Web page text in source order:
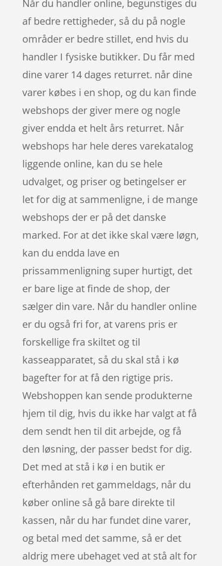
Når du handler online, begunstiges du
af bedre rettigheder, så du på nogle
områder er bedre stillet, end hvis du
handler I fysiske butikker. Du får med
dine varer 14 dages returret. når dine
varer købes i en shop, og du kan finde
webshops der giver mere og nogle
giver endda et helt års returret. Når
webshops har hele deres varekatalog
liggende online, kan du se hele
udvalget, og priser og betingelser er
let for dig at sammenligne, i de mange
webshops der er på det danske
marked. For at det ikke skal være løgn,
kan du endda lave en
prissammenligning super hurtigt, det
er bare lige at finde de shop, der
sælger din vare. Når du handler online
er du også fri for, at varens pris er
forskellige fra skiltet og til
kasseapparatet, så du skal stå i kø
bagefter for at få den rigtige pris.
Webshoppen kan sende produkterne
hjem til dig, hvis du ikke har valgt at få
dem sendt hen til dit arbejde, og få
den løsning, der passer bedst for dig.
Det med at stå i kø i en butik er
efterhånden ret gammeldags, når du
køber online så gå bare direkte til
kassen, når du har fundet dine varer,
og betal med det samme, så er det
aldrig mere ubehaget ved at stå alt for